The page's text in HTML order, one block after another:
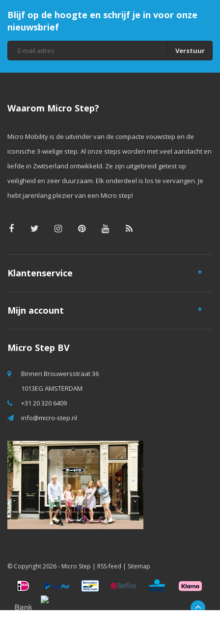
Blijf op de hoogte en schrijf je in voor onze
nieuwsbrief
Verstuur
Waarom Micro Step?
Micro Mobility is de uitvinder van de compacte vouwstep en de
iconische 3-wielige step. Al onze steps worden met veel aandacht en
liefde in Zwitserland ontwikkeld. Ze zijn uitgebreid getest op
veiligheid en zeer duurzaam. Elk onderdeel is los te vervangen. Je
hebt jarenlang plezier van een Micro step!
Klantenservice
Mijn account
Micro Step BV
Binnen Brouwersstraat 36
1013EG AMSTERDAM
+31 20 320 6409
info@micro-step.nl
© Copyright 2026 - Micro Step | RSS-feed | Sitemap